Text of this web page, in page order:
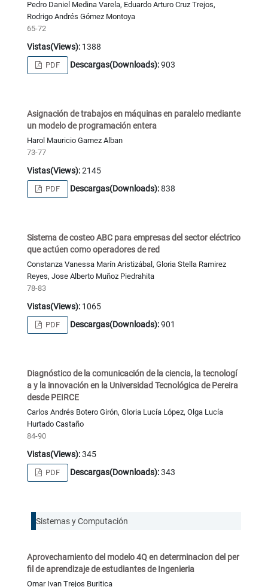
Pedro Daniel Medina Varela, Eduardo Arturo Cruz Trejos,
Rodrigo Andrés Gómez Montoya
65-72
Vistas(Views):1388
PDF Descargas(Downloads):903
Asignación de trabajos en máquinas en paralelo mediante
un modelo de programación entera
Harol Mauricio Gamez Alban
73-77
Vistas(Views):2145
PDF Descargas(Downloads):838
Sistema de costeo ABC para empresas del sector eléctrico
que actúen como operadores de red
Constanza Vanessa Marín Aristizábal, Gloria Stella Ramirez
Reyes, Jose Alberto Muñoz Piedrahita
78-83
Vistas(Views):1065
PDF Descargas(Downloads):901
Diagnóstico de la comunicación de la ciencia, la tecnologí
a y la innovación en la Universidad Tecnológica de Pereira
desde PEIRCE
Carlos Andrés Botero Girón, Gloria Lucía López, Olga Lucía
Hurtado Castaño
84-90
Vistas(Views):345
PDF Descargas(Downloads):343
Sistemas y Computación
Aprovechamiento del modelo 4Q en determinacion del per
fil de aprendizaje de estudiantes de Ingenieria
Omar Ivan Trejos Buritica